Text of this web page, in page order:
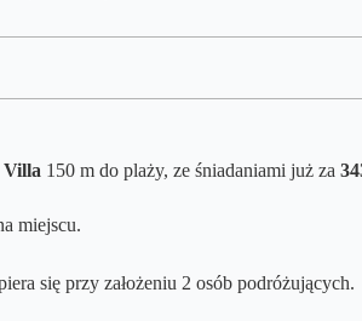
150 m do plaży, ze śniadaniami już za
miejscu.
się przy założeniu 2 osób podróżujących.